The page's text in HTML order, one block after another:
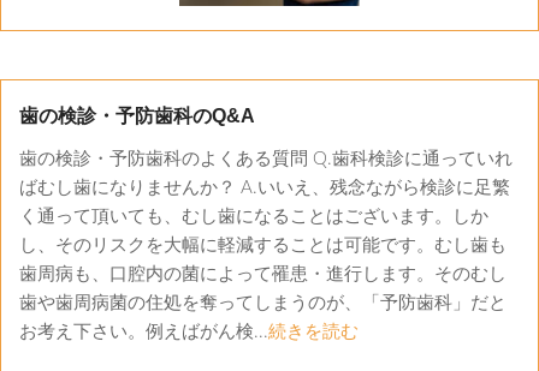
歯の検診・予防歯科のQ&A
歯の検診・予防歯科のよくある質問 Q.歯科検診に通っていれ
ばむし歯になりませんか？ A.いいえ、残念ながら検診に足繁
く通って頂いても、むし歯になることはございます。しか
し、そのリスクを大幅に軽減することは可能です。むし歯も
歯周病も、口腔内の菌によって罹患・進行します。そのむし
歯や歯周病菌の住処を奪ってしまうのが、「予防歯科」だと
お考え下さい。例えばがん検...続きを読む